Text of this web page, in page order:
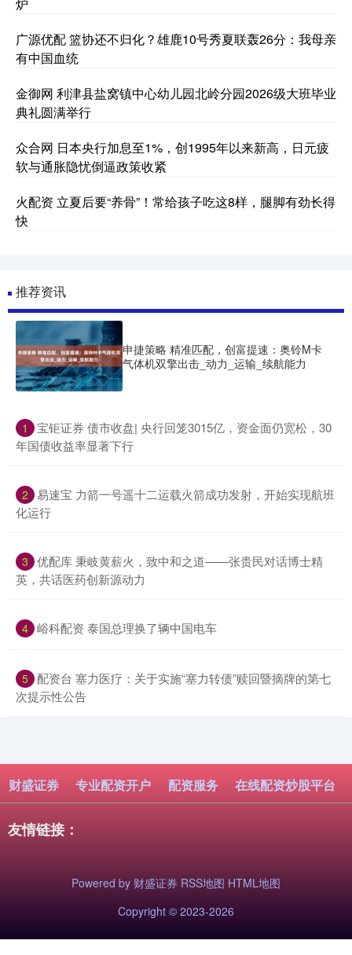
广源优配 篮协还不归化？雄鹿10号秀夏联轰26分：我母亲
有中国血统
金御网 利津县盐窝镇中心幼儿园北岭分园2026级大班毕业
典礼圆满举行
众合网 日本央行加息至1%，创1995年以来新高，日元疲
软与通胀隐忧倒逼政策收紧
火配资 立夏后要“养骨”！常给孩子吃这8样，腿脚有劲长得
快
推荐资讯
申捷策略 精准匹配，创富提速：奥铃M卡
气体机双擎出击_动力_运输_续航能力
1
​宝钜证券 债市收盘| 央行回笼3015亿，资金面仍宽松，30
年国债收益率显著下行
2 ​易速宝 力箭一号遥十二运载火箭成功发射，开始实现航班
化运行
3 ​优配库 秉岐黄薪火，致中和之道——张贵民对话博士精
英，共话医药创新源动力
4 ​峪科配资 泰国总理换了辆中国电车
5 ​配资台 塞力医疗：关于实施“塞力转债”赎回暨摘牌的第七
次提示性公告
财盛证券 专业配资开户 配资服务 在线配资炒股平台
友情链接：
Powered by 财盛证券 RSS地图 HTML地图
Copyright © 2023-2026